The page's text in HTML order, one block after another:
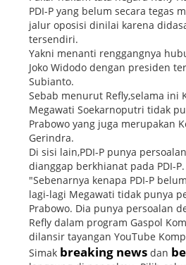
PDI-P yang belum secara tegas
jalur oposisi dinilai karena
tersendiri.
Yakni menanti renggangnya
Joko Widodo dengan presiden
Subianto.
Sebab menurut Refly,selama ini
Megawati Soekarnoputri tidak
Prabowo yang juga merupakan
Gerindra.
Di sisi lain,PDI-P punya
dianggap berkhianat pada PDI-P.
"Sebenarnya kenapa PDI-P
lagi-lagi Megawati tidak punya
Prabowo. Dia punya persoalan
Refly dalam program Gaspol
dilansir tayangan YouTube
Simak breaking news dan